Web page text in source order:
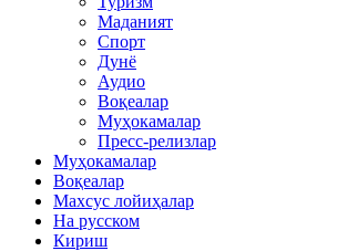
Маданият
Спорт
Дунё
Аудио
Воқеалар
Муҳокамалар
Пресс-релизлар
Муҳокамалар
Воқеалар
Махсус лойиҳалар
На русском
Кириш